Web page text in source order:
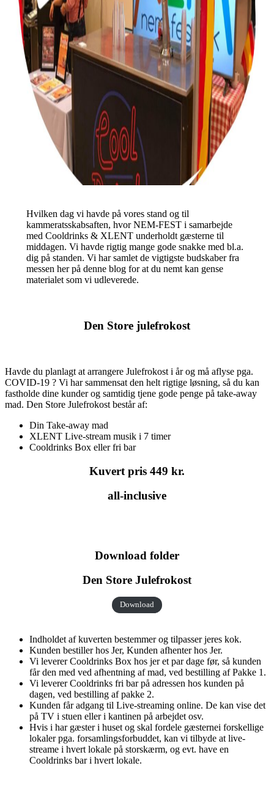
Hvilken dag vi havde på vores stand og til
kammeratsskabsaften, hvor NEM-FEST i samarbejde
med Cooldrinks & XLENT underholdt gæsterne til
middagen. Vi havde rigtig mange gode snakke med bl.a.
dig på standen. Vi har samlet de vigtigste budskaber fra
messen her på denne blog for at du nemt kan gense
materialet som vi udleverede.
Den Store julefrokost
Havde du planlagt at arrangere Julefrokost i år og må aflyse pga.
COVID-19 ? Vi har sammensat den helt rigtige løsning, så du kan
fastholde dine kunder og samtidig tjene gode penge på take-away
mad. Den Store Julefrokost består af:
Din Take-away mad
XLENT Live-stream musik i 7 timer
Cooldrinks Box eller fri bar
Kuvert pris 449 kr.
all-inclusive
Download folder
Den Store Julefrokost
Download
Indholdet af kuverten bestemmer og tilpasser jeres kok.
Kunden bestiller hos Jer, Kunden afhenter hos Jer.
Vi leverer Cooldrinks Box hos jer et par dage før, så kunden
får den med ved afhentning af mad, ved bestilling af Pakke 1.
Vi leverer Cooldrinks fri bar på adressen hos kunden på
dagen, ved bestilling af pakke 2.
Kunden får adgang til Live-streaming online. De kan vise det
på TV i stuen eller i kantinen på arbejdet osv.
Hvis i har gæster i huset og skal fordele gæsternei forskellige
lokaler pga. forsamlingsforbuddet, kan vi tilbyde at live-
streame i hvert lokale på storskærm, og evt. have en
Cooldrinks bar i hvert lokale.